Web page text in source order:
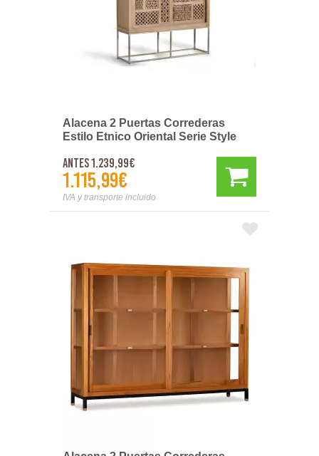
Alacena 2 Puertas Correderas
Estilo Etnico Oriental Serie Style
Antes 1.239,99€
1.115,99€
IVA y transporte incluido